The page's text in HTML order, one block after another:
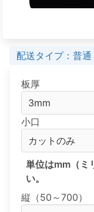
配送タイプ：普通
板厚
小口
単位はmm（ミ
い。
縦（50～700）